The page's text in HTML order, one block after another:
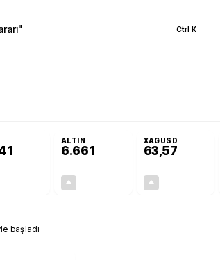
" Ctrl K
ALTIN
6.661
XAGUSD
63,57
başladı